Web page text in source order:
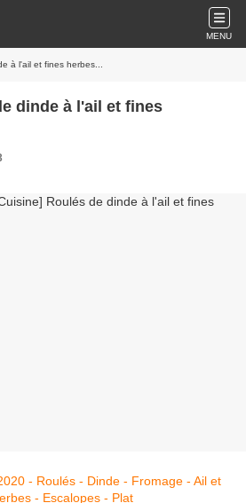
MENU
à l'ail et fines herbes...
dinde à l'ail et fines